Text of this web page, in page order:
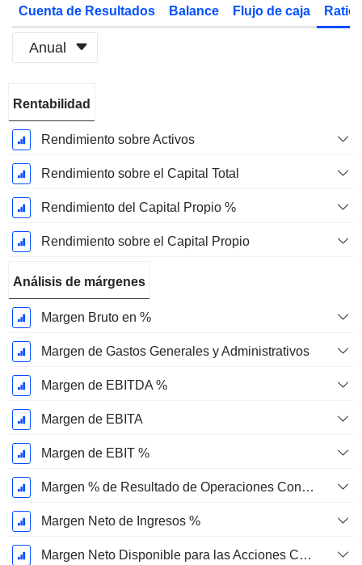
Cuenta de Resultados Balance Flujo de caja
Anual
fiscal:
Marzo
Rentabilidad
Rendimiento sobre Activos
Rendimiento sobre el Capital Total
Rendimiento del Capital Propio %
Rendimiento sobre el Capital Propio
Análisis de márgenes
Margen Bruto en %
Margen de Gastos Generales y Administrativos
Margen de EBITDA %
Margen de EBITA
Margen de EBIT %
Margen % de Resultado de Operaciones Continuas
Margen Neto de Ingresos %
Margen Neto Disponible para las Acciones Comunes %